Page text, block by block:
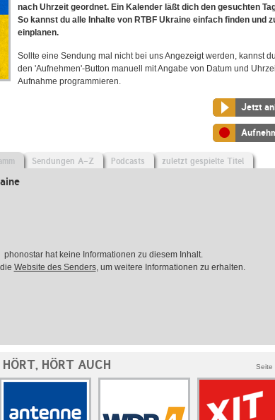
nach Uhrzeit geordnet. Ein Kalender läßt dich den gesuchten
So kannst du alle Inhalte von RTBF Ukraine einfach finden und
einplanen.
Sollte eine Sendung mal nicht bei uns Angezeigt werden, kannst
den 'Aufnehmen'-Button manuell mit Angabe von Datum und
Aufnahme programmieren.
Jetzt
Sendungen A-Z Podcasts zuletzt gespielte Titel
phonostar hat keine Informationen zu diesem Inhalt.
Website des Senders, um weitere Informationen zu erhalten.
HÖRT AUCH Seite